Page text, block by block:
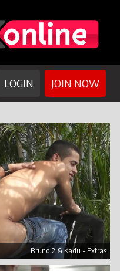
JOIN NOW
LOGIN
Bruno 2 & Kadu - Extras